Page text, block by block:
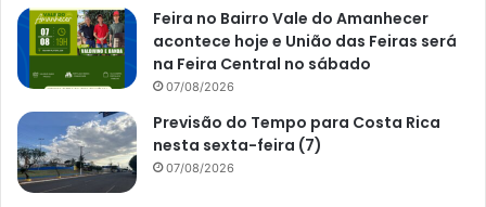
Feira no Bairro Vale do Amanhecer
acontece hoje e União das Feiras será
na Feira Central no sábado
07/08/2026
Previsão do Tempo para Costa Rica
nesta sexta-feira (7)
07/08/2026